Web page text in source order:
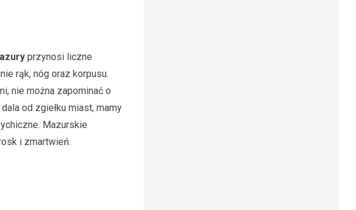
przynosi liczne
rąk, nóg oraz korpusu.
nie można zapominać o
od zgiełku miast, mamy
Mazurskie
i zmartwień.